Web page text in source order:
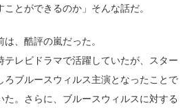
とができるのか」そんな話だ。
は、酷評の嵐だった。
テレビドラマで活躍していたが、スター
ろブルースウィルス主演となったことで
た。さらに、ブルースウィルスに対する